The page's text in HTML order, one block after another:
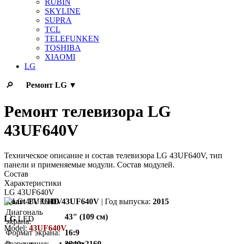
RUBIN
SKYLINE
SUPRA
TCL
TELEFUNKEN
TOSHIBA
XIAOMI
LG
🔎 Ремонт LG ▼
Ремонт телевизора LG
43UF640V
Техническое описание и состав телевизора LG 43UF640V, тип
панели и применяемые модули. Состав модулей.
Состав
Характеристики
LG 43UF640V
Smart TV UHD 43UF640V | Год выпуска: 2015
Диагональ
экрана:
43" (109 см)
Формат экрана: 16:9
LGLED
Model: 43UF640V